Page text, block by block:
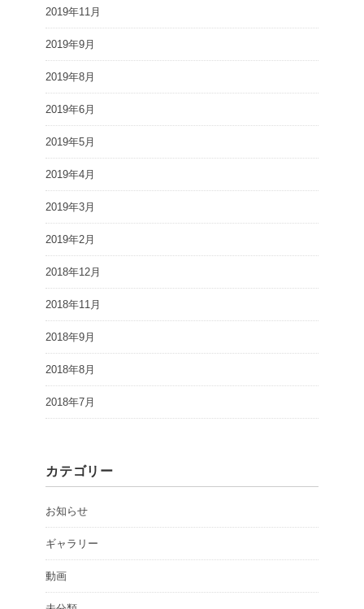
2019年11月
2019年9月
2019年8月
2019年6月
2019年5月
2019年4月
2019年3月
2019年2月
2018年12月
2018年11月
2018年9月
2018年8月
2018年7月
カテゴリー
お知らせ
ギャラリー
動画